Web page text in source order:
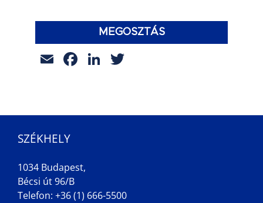
MEGOSZTÁS
EmailFacebook
LinkedIn
SZÉKHELY
1034 Budapest,
Bécsi út 96/B
Telefon: +36 (1) 666-5500